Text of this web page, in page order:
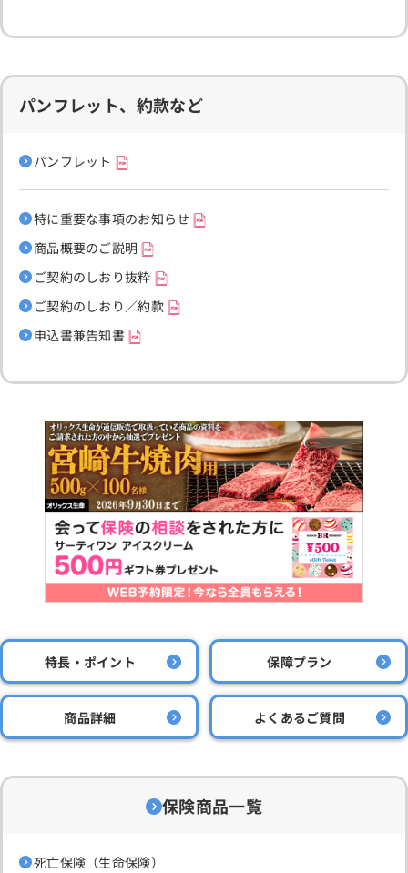
パンフレット、約款など
パンフレット
特に重要な事項のお知らせ
商品概要のご説明
ご契約のしおり抜粋
ご契約のしおり／約款
申込書兼告知書
特長・ポイント 保障プラン
商品詳細 よくあるご質問
保険商品一覧
死亡保険（生命保険）